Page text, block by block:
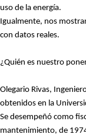
uso de la energía.
Igualmente, nos
con datos reales.
¿Quién es nuestro
Olegario Rivas,
obtenidos en la
Se desempeñó como
mantenimiento, de